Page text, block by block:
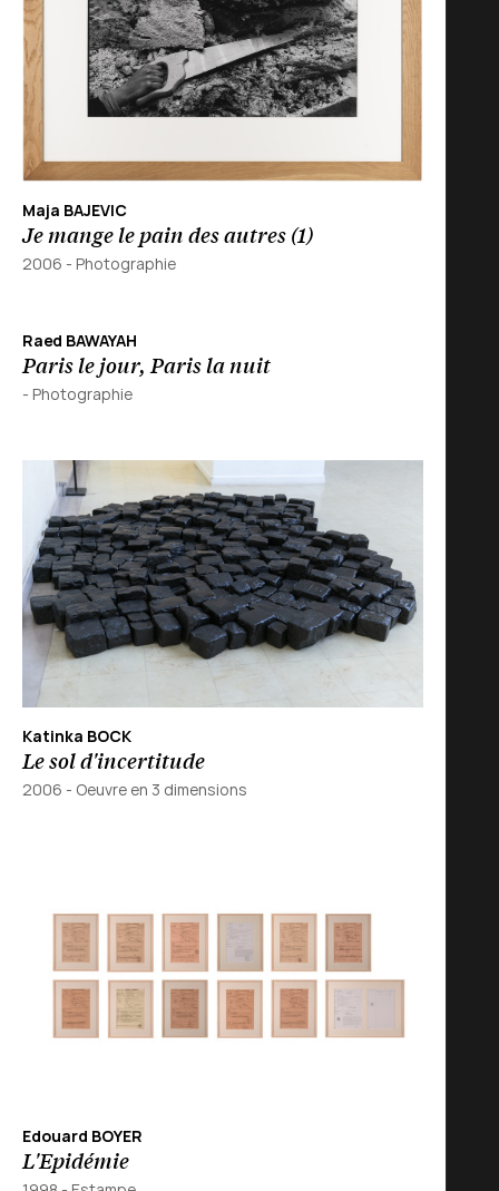
Maja BAJEVIC
Je mange le pain des autres (1)
2006 - Photographie
Raed BAWAYAH
Paris le jour, Paris la nuit
- Photographie
Katinka BOCK
Le sol d'incertitude
2006 - Oeuvre en 3 dimensions
Edouard BOYER
L'Epidémie